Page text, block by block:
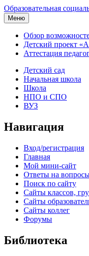
Образовательная
Меню
Обзор
Детский проект
Аттестация
Детский сад
Начальная школа
Школа
НПО и СПО
ВУЗ
Навигация
Вход/регистрация
Главная
Мой мини-сайт
Ответы на
Поиск по сайту
Сайты классов,
Сайты
Сайты коллег
Форумы
Библиотека